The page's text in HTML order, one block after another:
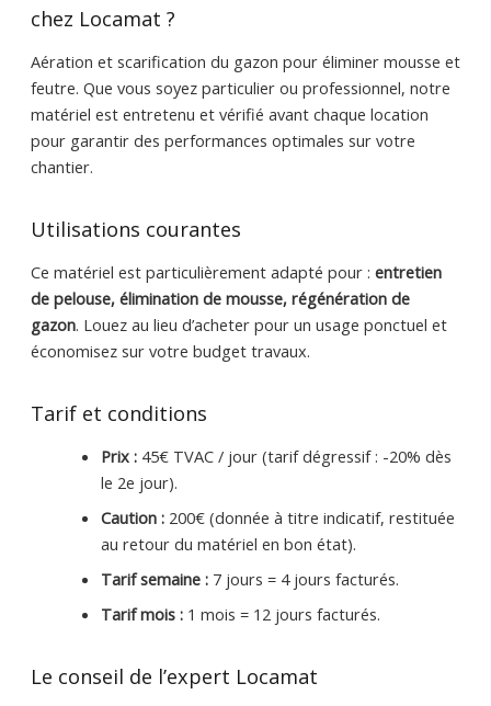
chez Locamat ?
Aération et scarification du gazon pour éliminer mousse et
feutre. Que vous soyez particulier ou professionnel, notre
matériel est entretenu et vérifié avant chaque location
pour garantir des performances optimales sur votre
chantier.
Utilisations courantes
Ce matériel est particulièrement adapté pour : entretien
de pelouse, élimination de mousse, régénération de
gazon. Louez au lieu d’acheter pour un usage ponctuel et
économisez sur votre budget travaux.
Tarif et conditions
Prix :45€ TVAC / jour (tarif dégressif : -20% dès
le 2e jour).
Caution :200€ (donnée à titre indicatif, restituée
au retour du matériel en bon état).
Tarif semaine :7 jours = 4 jours facturés.
Tarif mois :1 mois = 12 jours facturés.
Le conseil de l’expert Locamat